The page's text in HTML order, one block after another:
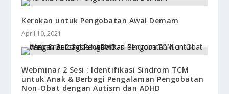
Kerokan untuk Pengobatan Awal Demam
April 10, 2021
Webminar 2 Sesi : Identifikasi Sindrom TCM
untuk Anak & Berbagi Pengalaman Pengobatan
Non-Obat dengan Autism dan ADHD